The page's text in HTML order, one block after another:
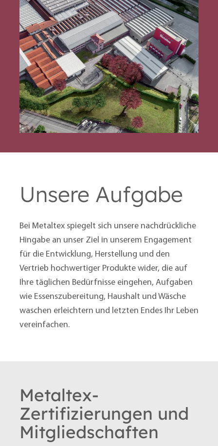
Unsere Aufgabe
Bei Metaltex spiegelt sich unsere nachdrückliche
Hingabe an unser Ziel in unserem Engagement
für die Entwicklung, Herstellung und den
Vertrieb hochwertiger Produkte wider, die auf
Ihre täglichen Bedürfnisse eingehen, Aufgaben
wie Essenszubereitung, Haushalt und Wäsche
waschen erleichtern und letzten Endes Ihr Leben
vereinfachen.
Metaltex-
Zertifizierungen und
Mitgliedschaften